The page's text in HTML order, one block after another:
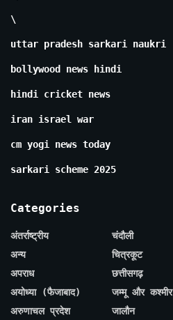
\
uttar pradesh sarkari naukri
bollywood news hindi
hindi cricket news
iran israel war
cm yogi news today
sarkari scheme 2025
Categories
अंतर्राष्ट्रीय
अन्य
अपराध
अयोध्या (फैजाबाद)
अरुणाचल प्रदेश
चंदौली
चित्रकूट
छत्तीसगढ़
जम्मू और कश्मीर
जालौन